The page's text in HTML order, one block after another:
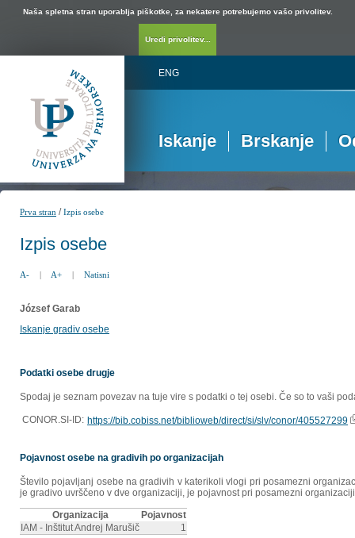
Naša spletna stran uporablja piškotke, za nekatere potrebujemo vašo privolitev.
Uredi privolitev...
ENG
Iskanje Brskanje
Prva stran /Izpis osebe
Izpis osebe
A- | A+ | Natisni
József Garab
Iskanje gradiv osebe
Podatki osebe drugje
Spodaj je seznam povezav na tuje vire s podatki o tej osebi. Če so to vaši
CONOR.SI-ID: https://bib.cobiss.net/biblioweb/direct/si/slv/conor/405527299
Pojavnost osebe na gradivih po organizacijah
Število pojavljanj osebe na gradivih v katerikoli vlogi pri posamezni
je gradivo uvrščeno v dve organizaciji, je pojavnost pri posamezni
Organizacija
Pojavnost
IAM - Inštitut Andrej Marušič
1